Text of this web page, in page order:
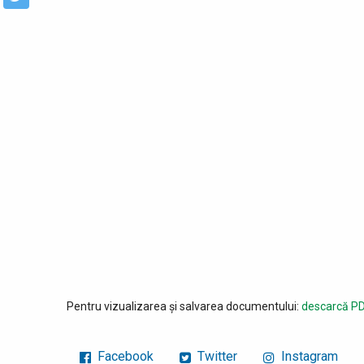
Pentru vizualizarea și salvarea documentului: descarcă
Facebook Twitter Instagram